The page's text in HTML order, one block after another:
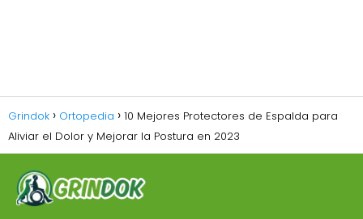
Grindok Ortopedia
10 Mejores Protectores de Espalda para
Aliviar el Dolor y Mejorar la Postura en 2023